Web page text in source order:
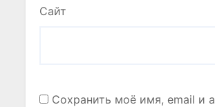
Сайт
Сохранить моё имя, email и